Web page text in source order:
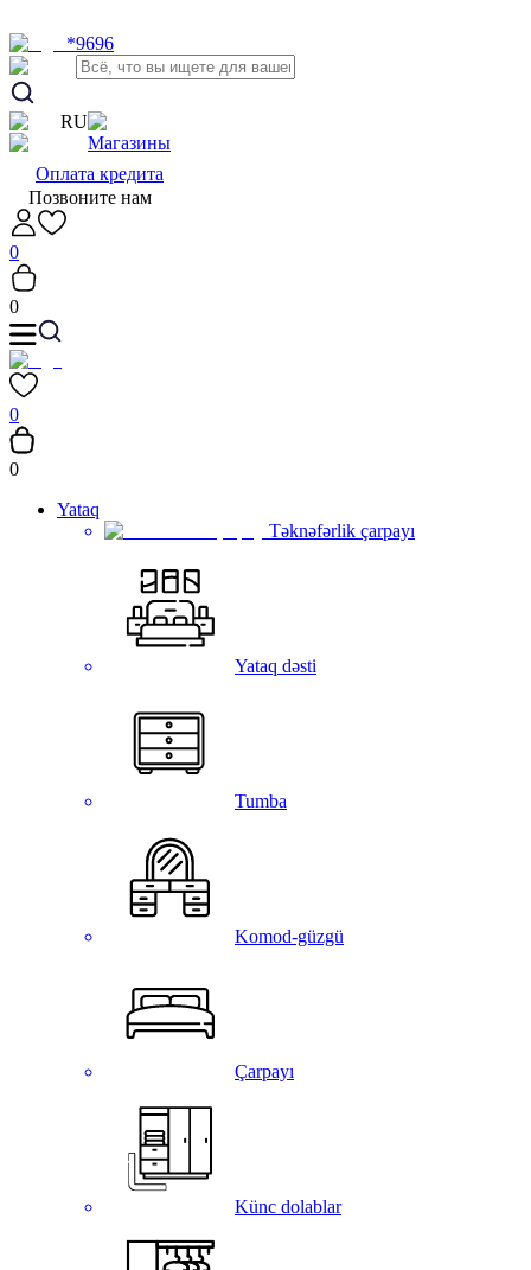
*9696
RU
Магазины
Оплата кредита
Позвоните нам
0
0
0
0
Yataq
Təknəfərlik çarpayı
Yataq dəsti
Tumba
Komod-güzgü
Çarpayı
Künc dolablar